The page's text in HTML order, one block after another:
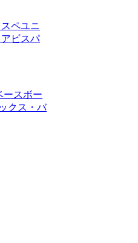
ペユニ
ビスパ
ースボー
クス・バ